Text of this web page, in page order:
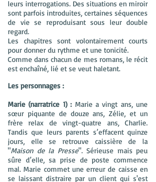
leurs interrogations. Des situations en miroir
sont parfois introduites, certaines séquences
de vie se reproduisant sous leur double
regard.
Les chapitres sont volontairement courts
pour donner du rythme et une tonicité.
Comme dans chacun de mes romans, le récit
est enchaîné, lié et se veut haletant.
Les personnages :
Marie (narratrice 1) :Marie a vingt ans, une
sœur piquante de douze ans, Zélie, et un
frère relax de vingt-quatre ans, Charlie.
Tandis que leurs parents s’effacent quinze
jours, elle se retrouve caissière de la
"Maison de la Presse". Sérieuse mais peu
sûre d’elle, sa prise de poste commence
mal. Marie commet une erreur de caisse en
se laissant distraire par un client qui s'est